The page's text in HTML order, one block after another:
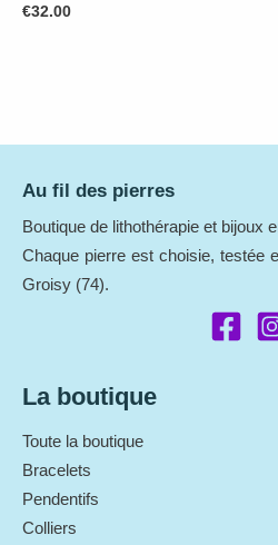
€32.00
Au fil des pierres
Boutique de lithothérapie et bijoux
Chaque pierre est choisie, testée
Groisy (74).
La boutique
Toute la boutique
Bracelets
Pendentifs
Colliers